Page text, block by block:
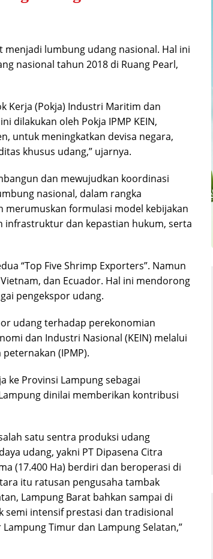
menjadi lumbung udang nasional. Hal ini
nasional tahun 2018 di Ruang Pearl,
Kerja (Pokja) Industri Maritim dan
dilakukan oleh Pokja IPMP KEIN,
untuk meningkatkan devisa negara,
khusus udang,” ujarnya.
dan mewujudkan koordinasi
nasional, dalam rangka
merumuskan formulasi model kebijakan
infrastruktur dan kepastian hukum, serta
“Top Five Shrimp Exporters”. Namun
dan Ecuador. Hal ini mendorong
pengekspor udang.
udang terhadap perekonomian
dan Industri Nasional (KEIN) melalui
(IPMP).
ke Provinsi Lampung sebagai
dinilai memberikan kontribusi
satu sentra produksi udang
udang, yakni PT Dipasena Citra
(17.400 Ha) berdiri dan beroperasi di
itu ratusan pengusaha tambak
Lampung Barat bahkan sampai di
semi intensif prestasi dan tradisional
Timur dan Lampung Selatan,”